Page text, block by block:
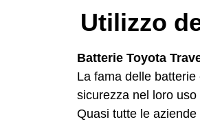
Utilizzo
Batterie Toyota
La fama delle
sicurezza nel loro
Quasi tutte le